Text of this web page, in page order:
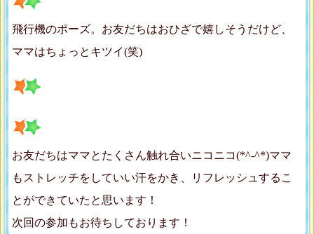
飛行機のポーズ。お友だちはおひざで嬉しそうだけど、
ママはちょっとキツイ(笑)
お友だちはママとたくさん触れ合いニコニコ(*^-^*)ママ
もストレッチをしていい汗をかき、リフレッシュするこ
とができていたと思います！
次回の参加もお待ちしております！